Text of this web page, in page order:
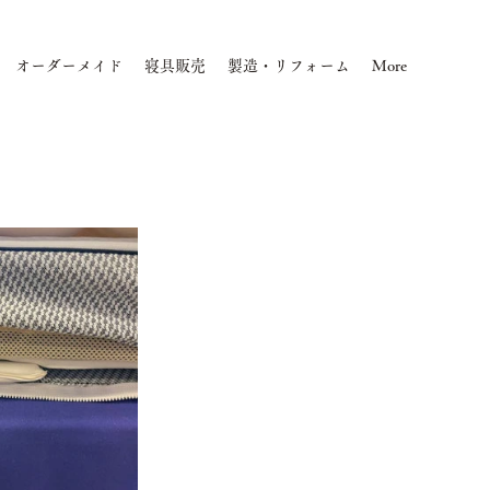
​オーダーメイド 寝具販売 製造・リフォーム More